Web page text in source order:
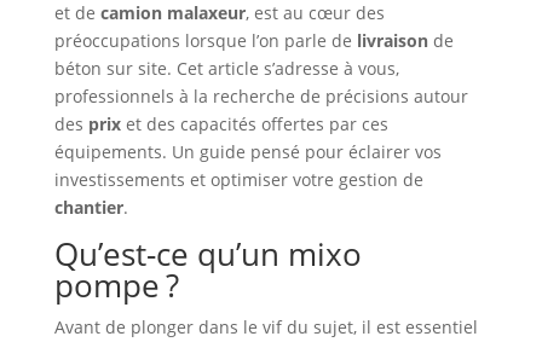
et de camion malaxeur, est au cœur des
préoccupations lorsque l’on parle de livraisonde
béton sur site. Cet article s’adresse à vous,
professionnels à la recherche de précisions autour
des prixet des capacités offertes par ces
équipements. Un guide pensé pour éclairer vos
investissements et optimiser votre gestion de
chantier.
Qu’est-ce qu’un mixo
pompe ?
Avant de plonger dans le vif du sujet, il est essentiel